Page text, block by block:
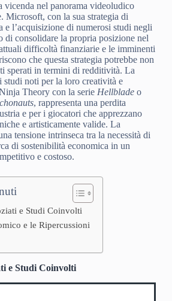
vicenda nel panorama videoludico
Microsoft, con la sua strategia di
e l’acquisizione di numerosi studi negli
di consolidare la propria posizione nel
difficoltà finanziarie e le imminenti
che questa strategia potrebbe non
sperati in termini di redditività. La
studi noti per la loro creatività e
Theory con la serie Hellbladeo
, rappresenta una perdita
e per i giocatori che apprezzano
e artisticamente valide. La
tensione intrinseca tra la necessità di
di sostenibilità economica in un
e costoso.
e Studi Coinvolti
e le Ripercussioni
e Studi Coinvolti